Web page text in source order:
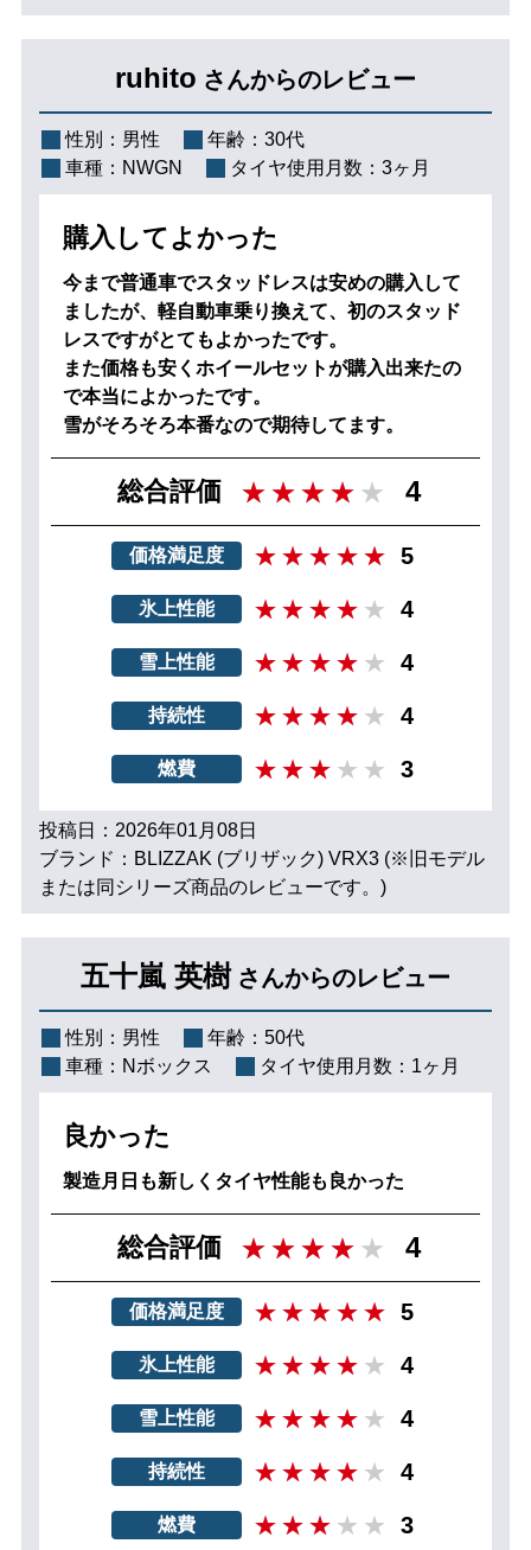
ruhito さんからのレビュー
性別： 男性 年齢： 30代
車種： NWGN タイヤ使用月数： 3ヶ月
購入してよかった
今まで普通車でスタッドレスは安めの購入して
ましたが、軽自動車乗り換えて、初のスタッド
レスですがとてもよかったです。
また価格も安くホイールセットが購入出来たの
で本当によかったです。
雪がそろそろ本番なので期待してます。
総合評価 4
価格満足度 5
氷上性能 4
雪上性能 4
持続性 4
燃費 3
投稿日：2026年01月08日
ブランド：BLIZZAK (ブリザック) VRX3 (※旧モデル
または同シリーズ商品のレビューです。)
五十嵐 英樹 さんからのレビュー
性別： 男性 年齢： 50代
車種： Nボックス タイヤ使用月数： 1ヶ月
良かった
製造月日も新しくタイヤ性能も良かった
総合評価 4
価格満足度 5
氷上性能 4
雪上性能 4
持続性 4
燃費 3